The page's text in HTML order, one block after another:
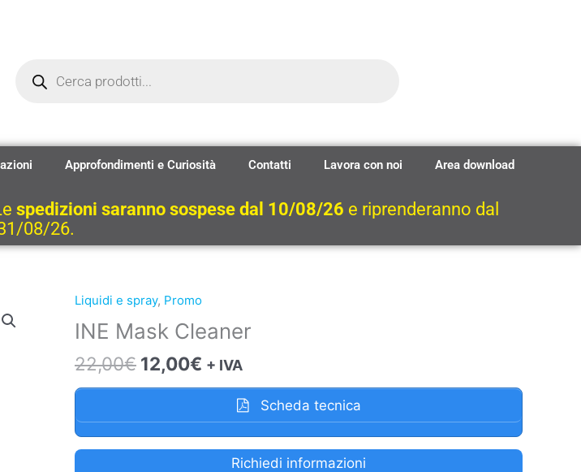
Approfondimenti e Curiosità Contatti Lavora con noi Area download
spedizioni saranno sospese dal 10/08/26 e riprenderanno dal
08/26.
Liquidi e spray, Promo
INE Mask Cleaner
22,00€
Il
prezzo
originale
era:
22,00€.
12,00€
Il
prezzo
attuale
è:
+ IVA
Scheda tecnica
Richiedi informazioni